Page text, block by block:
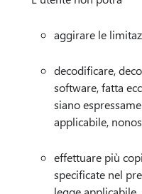
aggirare le
decodificare,
software, fatta
siano
applicabile,
effettuare più
specificate nel